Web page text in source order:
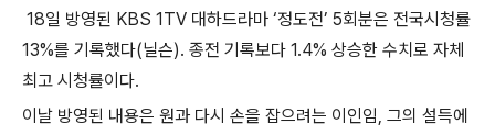
18일 방영된 KBS 1TV 대하드라마 ‘정도전’ 5회분은 전국시청률
13%를 기록했다(닐슨). 종전 기록보다 1.4% 상승한 수치로 자체
최고 시청률이다.
이날 방영된 내용은 원과 다시 손을 잡으려는 이인임, 그의 설득에